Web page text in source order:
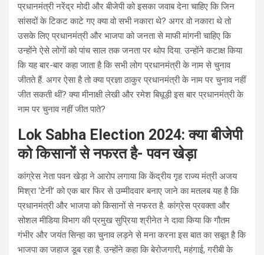
प्रधानमंत्री नरेंद्र मोदी और बीजेपी को इसका जवाब देना चाहिए कि जिन
सांसदों के टिकट काटे गए क्या वो सभी नकारा थे? अगर वो नकारा थे तो
उसके लिए प्रधानमंत्री और भाजपा को जनता से माफी मांगनी चाहिए कि
उन्होंने ऐसे लोगों को पांच साल तक जनता पर थोप दिया. उन्होंने कटाक्ष किया
कि यह बार-बार कहा जाता है कि सभी लोग प्रधानमंत्री के नाम से चुनाव
जीतते हैं. अगर ऐसा है तो क्या प्रज्ञा ठाकुर प्रधानमंत्री के नाम पर चुनाव नहीं
जीत सकती थीं? क्या मीनाक्षी लेखी और रमेश बिधूड़ी इस बार प्रधानमंत्री के
नाम पर चुनाव नहीं जीत पाते?
Lok Sabha Election 2024: क्या बीजेपी
को किसानों से नफरत है- पवन खेड़ा
कांग्रेस नेता पवन खेड़ा ने आरोप लगाया कि केंद्रीय गृह राज्य मंत्री अजय
मिश्रा ‘टेनी’ को एक बार फिर से उम्मीदवार बनाए जाने का मतलब यह है कि
प्रधानमंत्री और भाजपा को किसानों से नफरत है. कांग्रेस प्रवक्ता और
सोशल मीडिया विभाग की प्रमुख सुप्रिया श्रीनेत ने दावा किया कि गौतम
गंभीर और जयंत सिन्हा का चुनाव लड़ने से मना करना इस बात का सबूत है कि
भाजपा का जहाज डूब रहा है. उन्होंने कहा कि बेरोजगारी, महंगाई, गरीबी के